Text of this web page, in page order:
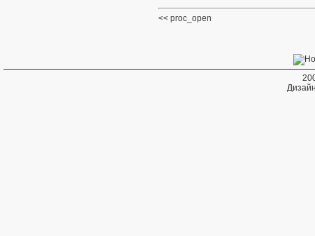
proc_open